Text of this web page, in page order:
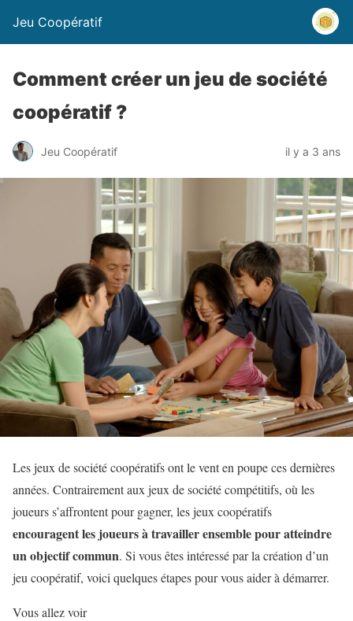
Jeu Coopératif
Comment créer un jeu de société
coopératif ?
Jeu Coopératif il y a 3 ans
Les jeux de société coopératifs ont le vent en poupe ces dernières
années. Contrairement aux jeux de société compétitifs, où les
joueurs s’affrontent pour gagner, les jeux coopératifs
encouragent les joueurs à travailler ensemble pour atteindre
un objectif commun. Si vous êtes intéressé par la création d’un
jeu coopératif, voici quelques étapes pour vous aider à démarrer.
Vous allez voir